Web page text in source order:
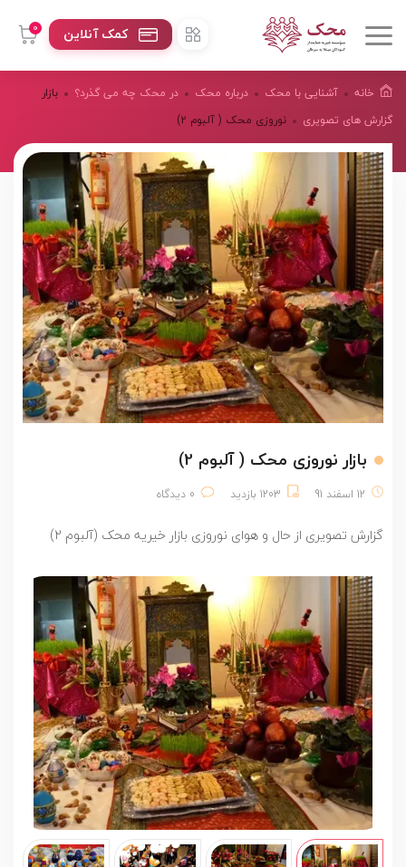
0 کمک آنلاین
خانه آشنایی با محک درباره محک
در محک چه می گذرد؟
گزارش های تصویری
بازار
نوروزی محک ( آلبوم 2)
بازار نوروزی محک ( آلبوم 2)
12 اسفند 91 1203 بازدید 0 دیدگاه
گزارش تصویری از حال و هوای نوروزی بازار خیریه محک (آلبوم 2)